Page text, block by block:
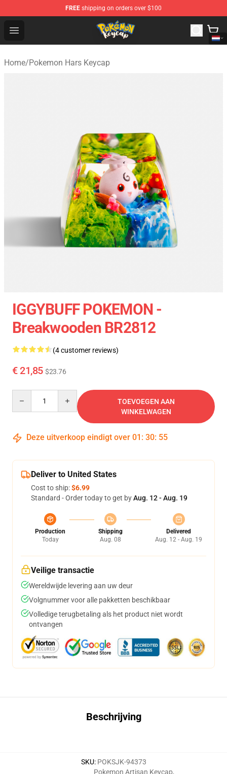
FREE shipping on orders over $100
Open menu
Pokemon Keycap Shop - The Best Store of Pokemon
Home/Pokemon Hars Keycap
IGGYBUFF POKEMON -
Breakwooden BR2812
(4 customer reviews)
€ 21,85 $23.76
TOEVOEGEN AAN
WINKELWAGEN
Deze uitverkoop eindigt over 01 : 30: 54
Deliver to United States
Cost to ship:$6.99
Standard - Order today to get byAug. 12 - Aug. 19
Production
Today
Shipping
Aug. 08
Delivered
Aug. 12 - Aug. 19
Veilige transactie
Wereldwijde levering aan uw deur
Volgnummer voor alle pakketten beschikbaar
Volledige terugbetaling als het product niet wordt
ontvangen
Beschrijving
SKU: POKSJK-94373
Pokemon Artisan Keycap,